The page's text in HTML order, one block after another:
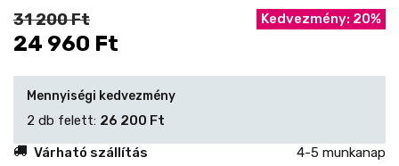
31 200 Ft
24 960 Ft
Kedvezmény: 20%
Mennyiségi kedvezmény
2 db felett: 26 200 Ft
Várható szállítás
4-5 munkanap